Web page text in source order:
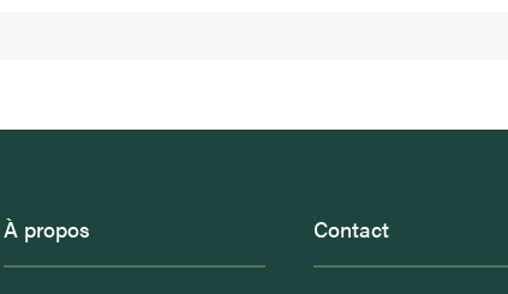
À propos Contact